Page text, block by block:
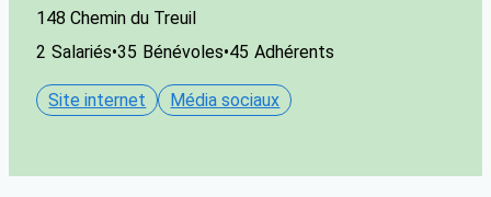
148 Chemin du Treuil
2 Salariés•35 Bénévoles•45 Adhérents
Site internet Média sociaux